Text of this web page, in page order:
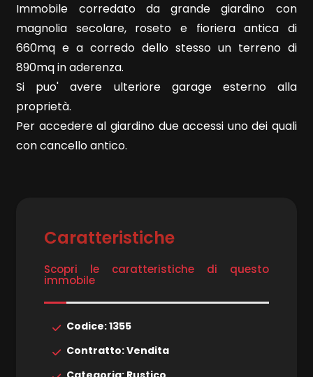
Immobile corredato da grande giardino con
magnolia secolare, roseto e fioriera antica di
660mq e a corredo dello stesso un terreno di
890mq in aderenza.
Si puo' avere ulteriore garage esterno alla
proprietà.
Per accedere al giardino due accessi uno dei quali
con cancello antico.
Caratteristiche
Scopri le caratteristiche di questo
immobile
Codice: 1355
Contratto: Vendita
2
3
4
5
Camere